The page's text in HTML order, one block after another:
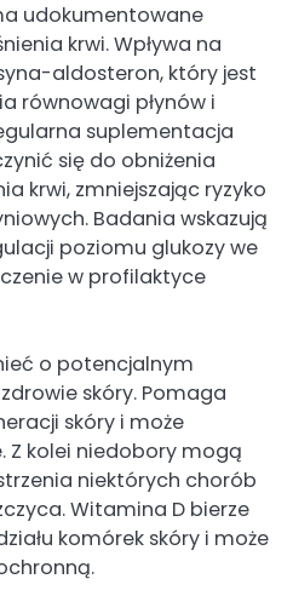
udokumentowane
krwi. Wpływa na
aldosteron, który jest
równowagi płynów i
suplementacja
się do obniżenia
krwi, zmniejszając ryzyko
Badania wskazują
poziomu glukozy we
w profilaktyce
o potencjalnym
skóry. Pomaga
skóry i może
Z kolei niedobory mogą
niektórych chorób
Witamina D bierze
komórek skóry i może